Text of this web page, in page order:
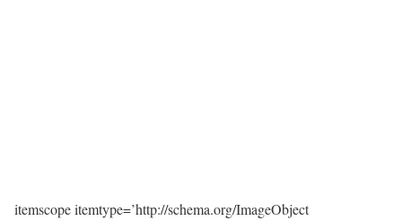
itemscope itemtype=’http://schema.org/ImageObject